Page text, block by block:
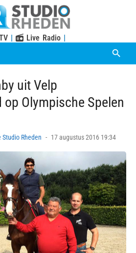
| Live Radio |
uit Velp
Olympische Spelen
Studio Rheden
Posted
17 augustus 2016 19:34